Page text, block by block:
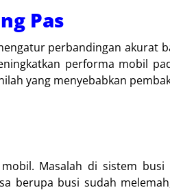
Pas
perbandingan akurat
performa mobil
yang menyebabkan
Masalah di sistem busi
berupa busi sudah